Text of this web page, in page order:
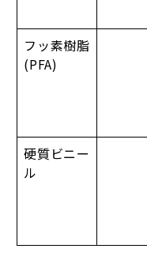
フッ素樹脂
(PFA)
硬質ビニー
ル